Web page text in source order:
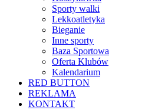
Sporty walki
Lekkoatletyka
Bieganie
Inne sporty
Baza Sportowa
Oferta Klubów
Kalendarium
RED BUTTON
REKLAMA
KONTAKT